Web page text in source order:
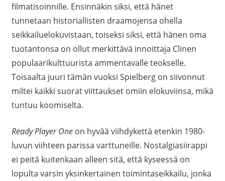
filmatisoinnille. Ensinnäkin siksi, että hänet
tunnetaan historiallisten draamojensa ohella
seikkailuelokuvistaan, toiseksi siksi, että hänen oma
tuotantonsa on ollut merkittävä innoittaja Clinen
populaarikulttuurista ammentavalle teokselle.
Toisaalta juuri tämän vuoksi Spielberg on siivonnut
miltei kaikki suorat viittaukset omiin elokuviinsa, mikä
tuntuu koomiselta.
Ready Player Oneon hyvää viihdykettä etenkin 1980-
luvun viihteen parissa varttuneille. Nostalgiasiirappi
ei peitä kuitenkaan alleen sitä, että kyseessä on
lopulta varsin yksinkertainen toimintaseikkailu, jonka